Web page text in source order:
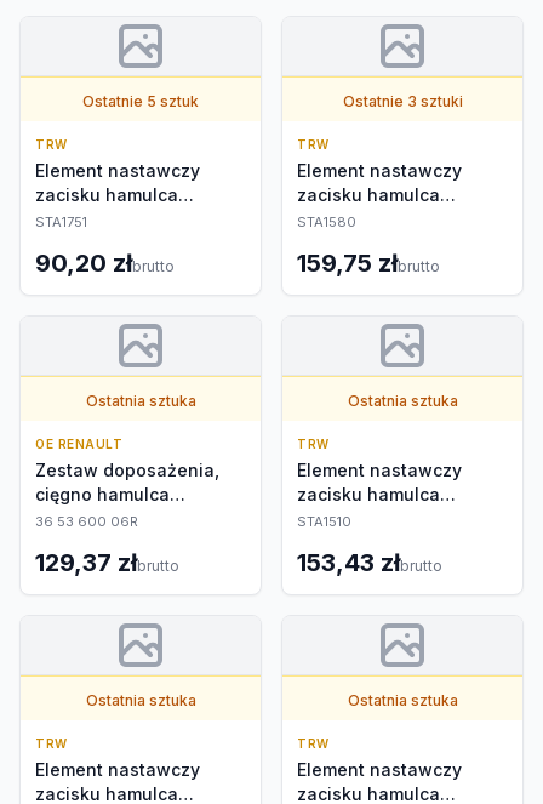
Ostatnie 5 sztuk
TRW
Element nastawczy
zacisku hamulca
postojowego
STA1751
90,20 złbrutto
Ostatnie 3 sztuki
TRW
Element nastawczy
zacisku hamulca
postojowego
STA1580
159,75 złbrutto
Ostatnia sztuka
OE RENAULT
Zestaw doposażenia,
cięgno hamulca
ręcznego
36 53 600 06R
129,37 złbrutto
Ostatnia sztuka
TRW
Element nastawczy
zacisku hamulca
postojowego
STA1510
153,43 złbrutto
Ostatnia sztuka
TRW
Element nastawczy
zacisku hamulca
Ostatnia sztuka
TRW
Element nastawczy
zacisku hamulca